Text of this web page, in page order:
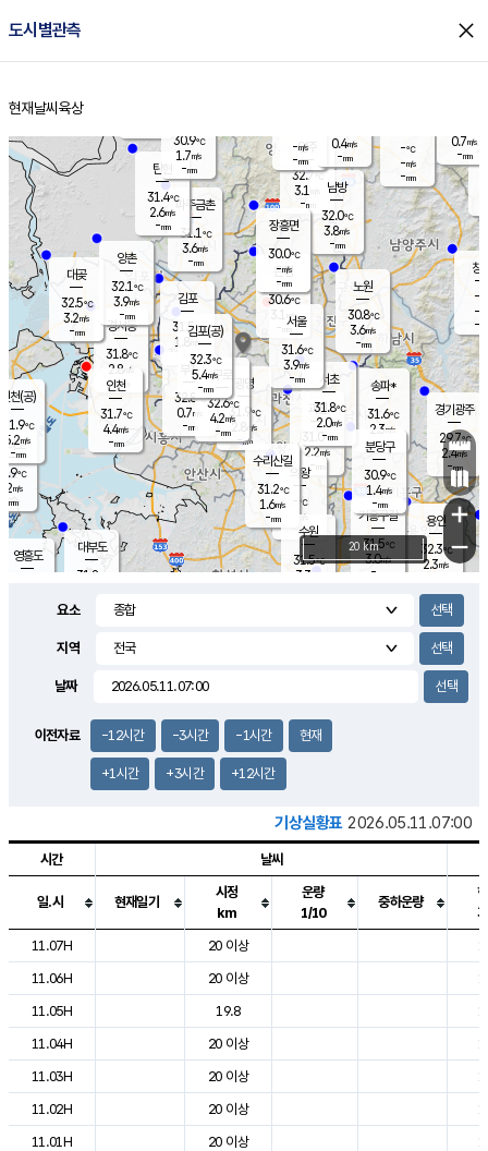
도시별관측 close
홈
현재날씨 육상
의도
℃
m/s
mm
영흥도
양주
32.7℃
3.1
-mm
과천
31.0℃
2.2m/s
- mm
용인
32.3℃
2.3m/s
경기광주
29.7℃
2.4m/s
-mm
3.2m/s
대부도
31.8
경서동
31.8℃
2.8 m/s
-mm
파주금촌
31.1℃
3.6m/s
-mm
-℃
-m/s
-mm
대곶
32.5℃
3.2m/s
-mm
창
-
-m/
-
탄현
31.4℃
2.6m/s
-mm
0.7m/s
-mm
의왕
- ℃
m/s
mm
김포
31.5℃
1.8 m/s
mm
광명
31.9 ℃
2.8 m/s
-mm
부천
32.8℃
0.7m/s
-mm
양촌
32.1℃
3.9m/s
-mm
구로
32.6℃
4.2m/s
-mm
은평
30.6℃
3.1 m/s
- mm
노원
30.8℃
3.6m/s
-mm
송파*
31.6℃
2.3m/s
-mm
서초
31.8℃
2.0m/s
-mm
남방
32.0℃
3.8m/s
-mm
기흥구갈
31.5℃
3.0m/s
-
수리산길
31.2℃
1.6m/s
-mm
분당구
30.9℃
1.4m/s
-mm
장흥면
30.0℃
-m/s
-mm
-m/s
-mm
인천(공)
31.9℃
5.2m/s
-mm
김포(공)
32.3℃
5.4m/s
-mm
수원
31.5℃
3.3 m/s
인천
31.7℃
4.4m/s
-mm
서울
31.6℃
3.9m/s
-mm
30.9℃
1.7m/s
-mm
0.4m/s
-mm
+
−
20 km
요소
지역
날짜
이전자료 -12시간 -3시간 -1시간 현재
+1시간 +3시간 +12시간
기상실황표 2026.05.11.07:00
도시별 기상실황표로 지점, 날씨, 기온, 강수, 바람, 기압등을 안내한 표입
시간 날씨
일.시 현재일기
시정
km
운량
1/10
중하운량
11.07H
20 이상
11.06H
20 이상
11.05H
19.8
11.04H
20 이상
11.03H
20 이상
11.02H
20 이상
11.01H
20 이상